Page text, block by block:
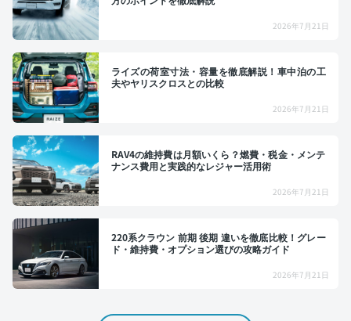
2026年7月21日
ライズの荷室寸法・容量を徹底解説！車中泊の工
夫やヤリスクロスとの比較
2026年7月21日
RAV4の維持費は月額いくら？燃費・税金・メンテ
ナンス費用と実践的なレジャー活用術
2026年7月21日
220系クラウン 前期 後期 違いを徹底比較！グレー
ド・維持費・オプション選びの攻略ガイド
2026年7月21日